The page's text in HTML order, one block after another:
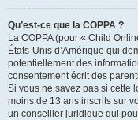
Qu’est-ce que la COPPA ?
La COPPA (pour « Child
États-Unis d’Amérique qui
potentiellement des
consentement écrit des
Si vous ne savez pas si cette
moins de 13 ans inscrits sur
un conseiller juridique qui